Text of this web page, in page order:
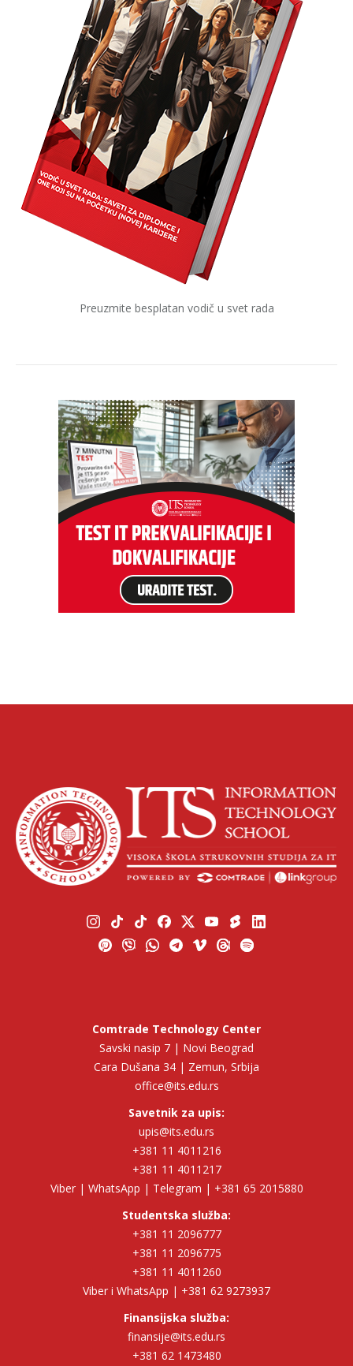
Preuzmite besplatan vodič u svet rada
Comtrade Technology Center
Savski nasip 7 | Novi Beograd
Cara Dušana 34 | Zemun, Srbija
office@its.edu.rs
Savetnik za upis:
upis@its.edu.rs
+381 11 4011216
+381 11 4011217
Viber | WhatsApp | Telegram | +381 65 2015880
Studentska služba:
+381 11 2096777
+381 11 2096775
+381 11 4011260
Viber i WhatsApp | +381 62 9273937
Finansijska služba:
finansije@its.edu.rs
+381 62 1473480